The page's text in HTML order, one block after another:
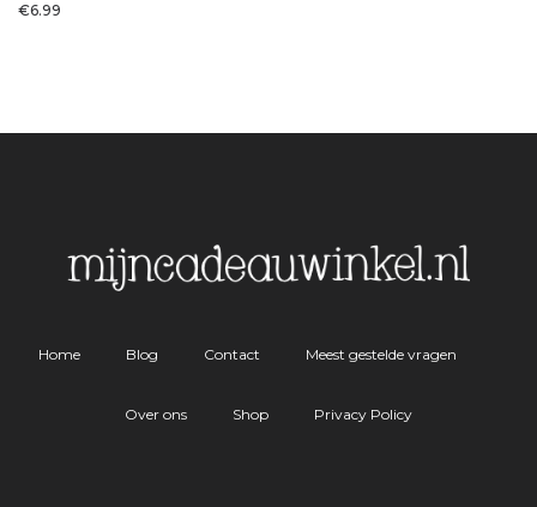
€6.99
Home Blog Contact Meest gestelde vragen
Over ons Shop Privacy Policy